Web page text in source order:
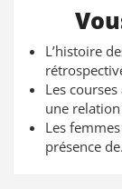
L’histoire
Les
une
Les
présence